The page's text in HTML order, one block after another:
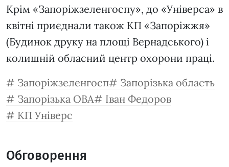
Крім «Запоріжзеленгоспу», до «Універса» в
квітні приєднали також КП «Запоріжжя»
(Будинок друку на площі Вернадського) і
колишній обласний центр охорони праці.
Запоріжзеленгосп
Запорізька область
Запорізька ОВА
Іван Федоров
КП Універс
Обговорення